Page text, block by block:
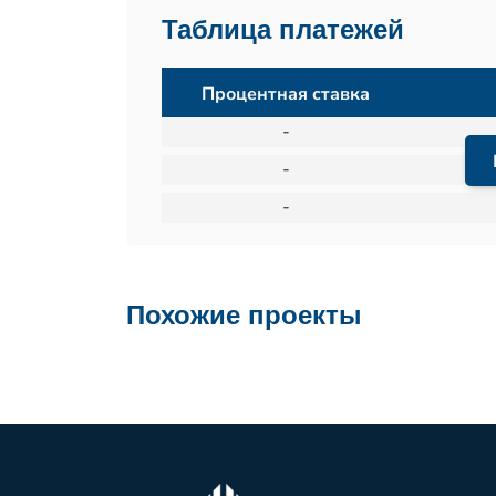
Таблица платежей
Процентная ставка
-
-
-
Похожие проекты